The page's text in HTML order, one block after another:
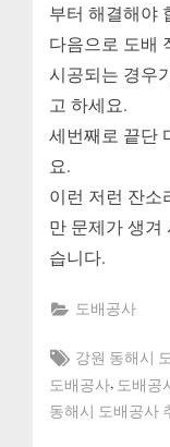
부터 해결해야
다음으로 도배
시공되는 경우
고 하세요.
세번째로 끝단
요.
이런 저런 잔소
만 문제가 생겨
습니다.
도배공사
Tags:
강원 동해시
도배공사, 도배공
동해시 도배공사